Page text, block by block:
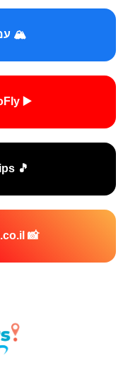
🏔️
▶️ YouTube - WhereToFly
🎵 TikTok - travelers.tips
📸 Instagram - travelers.co.il